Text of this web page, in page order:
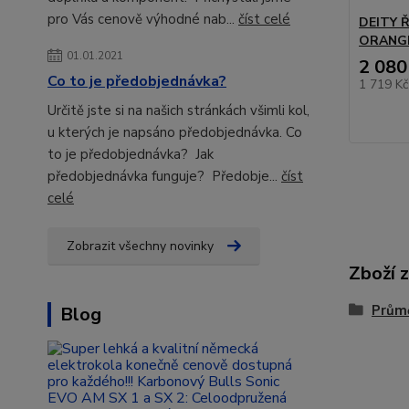
pro Vás cenově výhodné nab... číst celé
01.01.2021
Co to je předobjednávka?
Určitě jste si na našich stránkách všimli kol,
u kterých je napsáno předobjednávka. Co
to je předobjednávka? Jak
předobjednávka funguje? Předobje... číst
celé
Zobrazit všechny novinky
Blog
DEITY
2
1 719
Zboží